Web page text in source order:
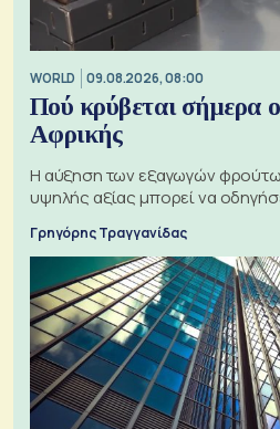
WORLD 09.08.2026, 08:00
Πού κρύβεται σήμερα
Αφρικής
Η αύξηση των εξαγωγών
υψηλής αξίας μπορεί να
Γρηγόρης Τραγγανίδας